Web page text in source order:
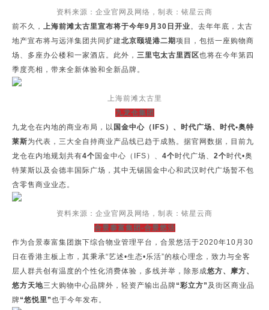
资料来源：企业官网及网络，制表：铱星云商
前不久， 上海前滩太古里宣布将于今年9月30日开业。去年年底，太古
地产宣布将与远洋集团共同扩建北京颐堤港二期项目，包括一座购物商
场、多座办公楼和一家酒店。此外， 三里屯太古里西区也将在今年第四
季度亮相，带来全新体验和全新品牌。
上海前滩太古里
九龙仓集团
九龙仓在内地的商业布局，以 国金中心（IFS）、时代广场、时代•奥特
莱斯为代表，三大全自持商业产品线已趋于成熟。据官网数据，目前九
龙仓在内地规划共有4个 国金中心（IFS）、 4个时代广场、 2个时代•奥
特莱斯以及会德丰国际广场，其中无锡国金中心和武汉时代广场暂不包
含零售商业业态。
资料来源：企业官网及网络，制表：铱星云商
合景泰富集团-合景悠活
作为合景泰富集团旗下综合物业管理平台，合景悠活于2020年10月30
日在香港主板上市，其秉承“艺述•生态•乐活”的核心理念，致力与全客
层人群共创有温度的个性化消费体验，多线并举，除形成悠方、摩方、
悠方天地三大购物中心品牌外，轻资产输出品牌“彩立方” 及街区商业品
牌“悠悦里”也于今年发布。